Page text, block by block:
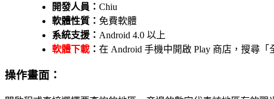
開發人員： Chiu
軟體性質： 免費軟體
系統支援： Android 4.0 以上
軟體下載 ： 在 Android 手機中開啟 Play 商店，搜尋
操作畫面：